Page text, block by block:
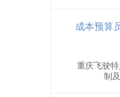
成本预算
重庆飞驶
制